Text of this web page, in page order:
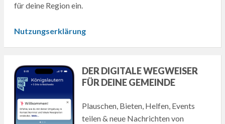
für deine Region ein.
Nutzungserklärung
DER DIGITALE WEGWEISER
FÜR DEINE GEMEINDE
Plauschen, Bieten, Helfen, Events
teilen & neue Nachrichten von